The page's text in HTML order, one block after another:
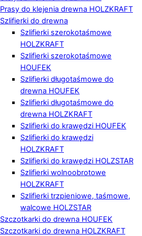
Prasy do klejenia drewna HOLZKRAFT
Szlifierki do drewna
Szlifierki szerokotaśmowe
HOLZKRAFT
Szlifierki szerokotaśmowe
HOUFEK
Szlifierki długotaśmowe do
drewna HOUFEK
Szlifierki długotaśmowe do
drewna HOLZKRAFT
Szlifierki do krawędzi HOUFEK
Szlifierki do krawędzi
HOLZKRAFT
Szlifierki do krawędzi HOLZSTAR
Szlifierki wolnoobrotowe
HOLZKRAFT
Szlifierki trzpieniowe, taśmowe,
walcowe HOLZSTAR
Szczotkarki do drewna HOUFEK
Szczotkarki do drewna HOLZKRAFT